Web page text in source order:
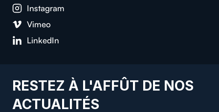
Instagram
Vimeo
LinkedIn
RESTEZ À L'AFFÛT DE NOS
ACTUALITÉS